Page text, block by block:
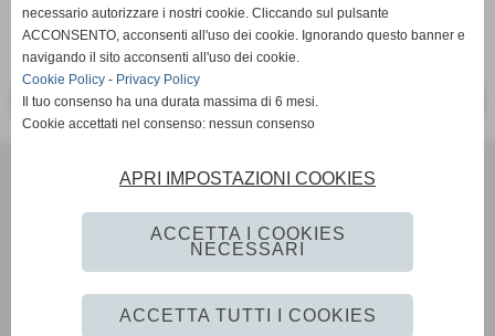
<< PRECEDENTE
Via Amedeo Modigliani 18 - Pozzuoli (Napoli)
P.I. 07784580636 C.F 96012290639
Tel. 081 524 57 48 Fax 081 524 57 48 mail
segreteria@monteruscellocalcio.com
necessario autorizzare i nostri cookie. Cliccando sul pulsante
ACCONSENTO, acconsenti all'uso dei cookie. Ignorando questo banner e
navigando il sito acconsenti all'uso dei cookie.
Cookie Policy - Privacy Policy
Il tuo consenso ha una durata massima di 6 mesi.
Cookie accettati nel consenso: nessun consenso
APRI IMPOSTAZIONI COOKIES
ACCETTA I COOKIES
NECESSARI
ACCETTA TUTTI I COOKIES